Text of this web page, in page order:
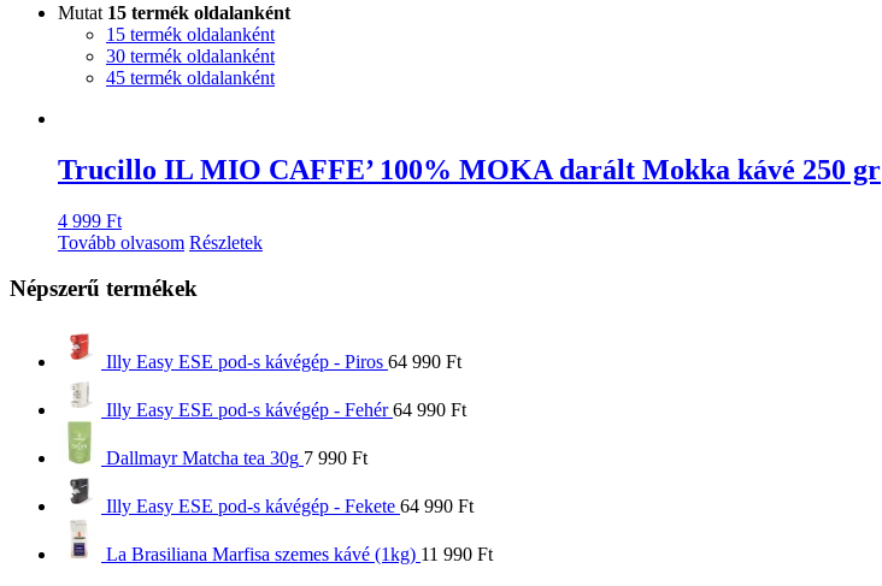
Mutat 15 termék oldalanként
15 termék oldalanként
30 termék oldalanként
45 termék oldalanként
Trucillo IL MIO CAFFE’ 100% MOKA darált Mokka kávé 250 gr
4 999 Ft
Tovább olvasom Részletek
Népszerű termékek
Illy Easy ESE pod-s kávégép - Piros 64 990 Ft
Illy Easy ESE pod-s kávégép - Fehér 64 990 Ft
Dallmayr Matcha tea 30g 7 990 Ft
Illy Easy ESE pod-s kávégép - Fekete 64 990 Ft
La Brasiliana Marfisa szemes kávé (1kg) 11 990 Ft